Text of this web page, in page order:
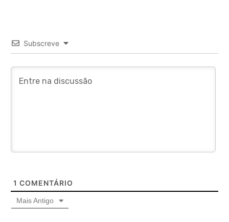
Subscreve
1 COMENTÁRIO
Mais Antigo